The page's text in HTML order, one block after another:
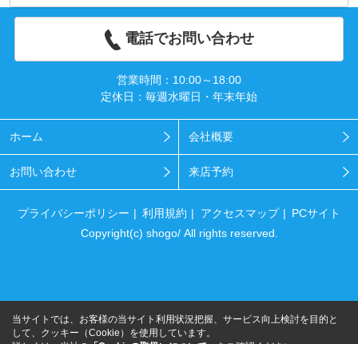
電話でお問い合わせ
営業時間：10:00～18:00
定休日：毎週水曜日・年末年始
ホーム 会社概要
お問い合わせ 来店予約
プライバシーポリシー 利用規約 アクセスマップ
PCサイト
Copyright(c) shogo/ All rights reserved.
当サイトでは、お客様の当サイト利用状況把握、サービス向上検討を目的と
して、クッキー（Cookie）を使用しています。